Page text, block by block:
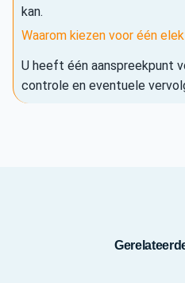
kan.
Waarom kiezen voor één
U heeft één aanspreekpunt
controle en eventuele